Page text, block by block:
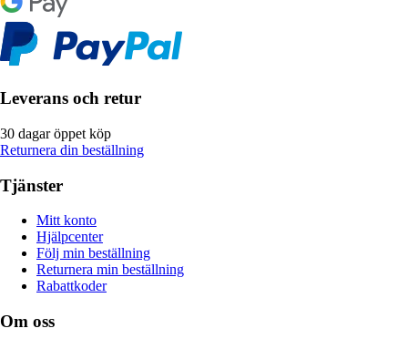
Leverans och retur
30 dagar öppet köp
Returnera din beställning
Tjänster
Mitt konto
Hjälpcenter
Följ min beställning
Returnera min beställning
Rabattkoder
Om oss